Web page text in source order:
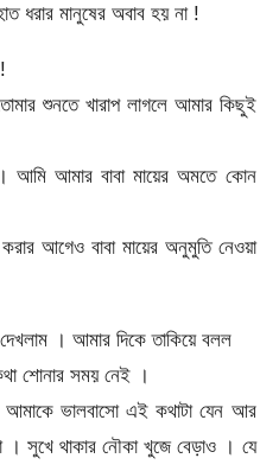
ধরার মানুষের অবাব হয় না !
শুনতে খারাপ লাগলে আমার কিছুই
আমার বাবা মায়ের অমতে কোন
আগেও বাবা মায়ের অনুমুতি নেওয়া
। আমার দিকে তাকিয়ে বলল
শোনার সময় নেই ।
ভালবাসো এই কথাটা যেন আর
। সুখে থাকার নৌকা খুজে বেড়াও । যে